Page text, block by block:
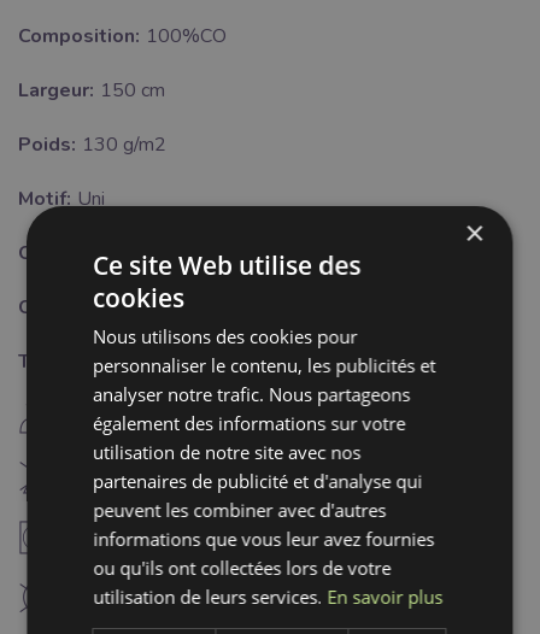
Composition: 100%CO
Largeur: 150 cm
Poids: 130 g/m2
Motif: Uni
Certifikat: OEKO-TEX Standard 100 class I.
Couleur: noire
Traitement:
E repassage fer chaud (150°C)
H Blanchiment interdit
V séchaga à température modérée (60°C)
K nettoyage à sec interdit
×
Ce site Web utilise des
cookies
Nous utilisons des cookies pour
personnaliser le contenu, les publicités et
analyser notre trafic. Nous partageons
également des informations sur votre
utilisation de notre site avec nos
partenaires de publicité et d'analyse qui
peuvent les combiner avec d'autres
informations que vous leur avez fournies
ou qu'ils ont collectées lors de votre
utilisation de leurs services. En savoir plus